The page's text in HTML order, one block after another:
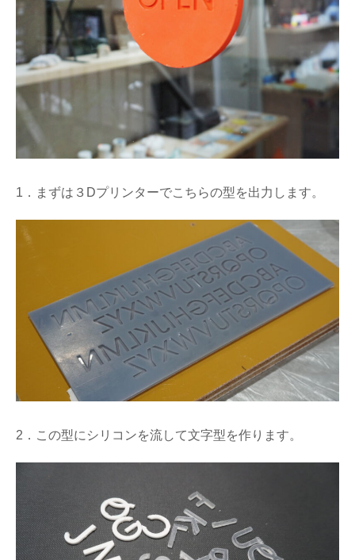
1．まずは３Dプリンターでこちらの型を出力します。
2．この型にシリコンを流して文字型を作ります。